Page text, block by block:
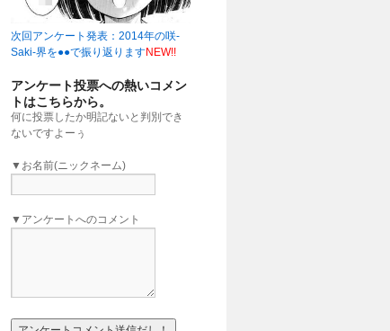
(16:00)
次回アンケート発表：2014年の咲-
Saki-界を●●で振り返りますNEW!!
アンケート投票への熱いコメン
トはこちらから。
何に投票したか明記ないと判別でき
ないですよーぅ
▼お名前(ニックネーム)
▼アンケートへのコメント